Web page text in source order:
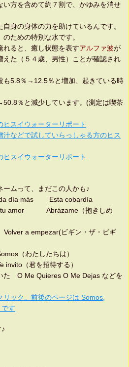
い方を含めて約７割で、かゆみを消せ
身の身体の力を助けているんです。
ための特別な水です。
れると、癒し状態を表すアルファ波が
た（５４歳、男性）ことが確認され
も5.8％→12.5％と増加、起きている時
％と減少しています。(測定は喫茶
ヒスイウォーターリポート
などで試していらっしゃる方のヒス
ヒスイウォーターリポート
ームって、まだこの人かも♪
día más Esta cobardía
tu amor Abrázame（抱きしめ
a empezar(ビギン・ザ・ビギ
（わたしたちは）
（君を招待する）
た O Me Quieres O Me Dejas などを
ック。前後のページは Somos,
す